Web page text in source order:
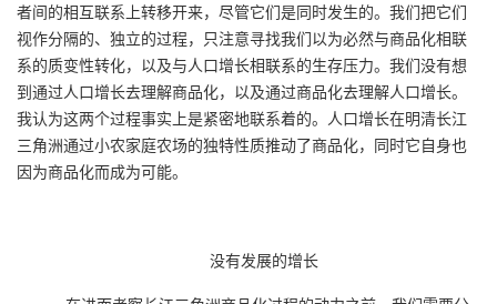
者间的相互联系上转移开来，尽管它们是同时发生的。我们把它们
视作分隔的、独立的过程，只注意寻找我们以为必然与商品化相联
系的质变性转化，以及与人口增长相联系的生存压力。我们没有想
到通过人口增长去理解商品化，以及通过商品化去理解人口增长。
我认为这两个过程事实上是紧密地联系着的。人口增长在明清长江
三角洲通过小农家庭农场的独特性质推动了商品化，同时它自身也
因为商品化而成为可能。
没有发展的增长